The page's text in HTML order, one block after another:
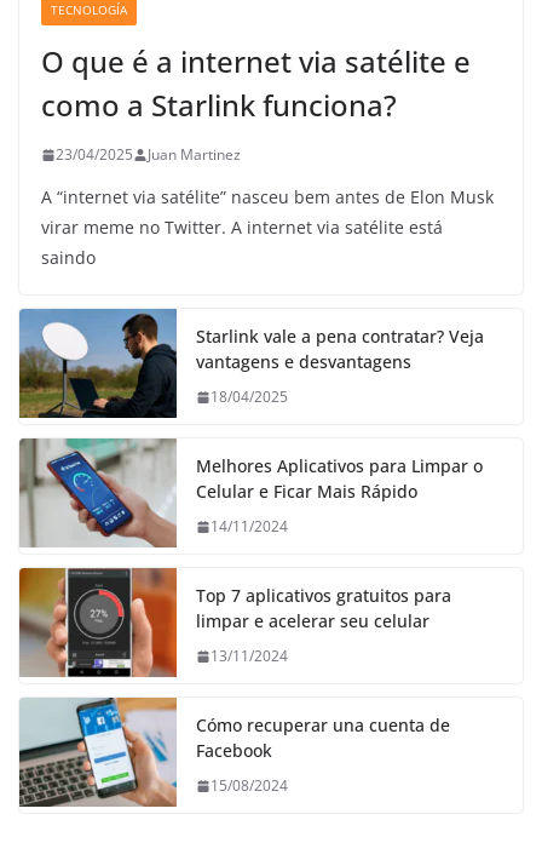
TECNOLOGÍA
O que é a internet via satélite e
como a Starlink funciona?
23/04/2025 Juan Martinez
A “internet via satélite” nasceu bem antes de Elon Musk
virar meme no Twitter. A internet via satélite está
saindo
Starlink vale a pena contratar? Veja
vantagens e desvantagens
18/04/2025
Melhores Aplicativos para Limpar o
Celular e Ficar Mais Rápido
14/11/2024
Top 7 aplicativos gratuitos para
limpar e acelerar seu celular
13/11/2024
Cómo recuperar una cuenta de
Facebook
15/08/2024